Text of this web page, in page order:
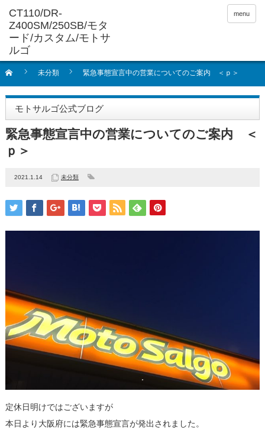
menu
未分類 緊急事態宣言中の営業についてのご案内 ＜ｐ＞
モトサルゴ公式ブログ
緊急事態宣言中の営業についてのご案内 ＜
ｐ＞
2021.1.14 未分類
定休日明けではございますが
本日より大阪府には緊急事態宣言が発出されました。